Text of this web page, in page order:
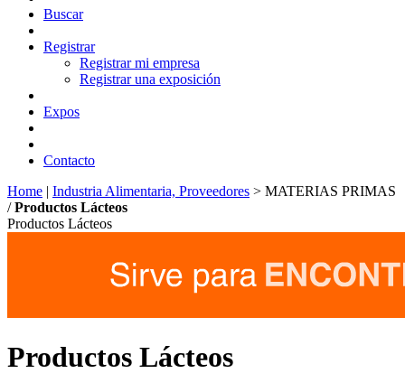
Buscar
Registrar
Registrar mi empresa
Registrar una exposición
Expos
Contacto
Home | Industria Alimentaria, Proveedores > MATERIAS PRIMAS
/Productos Lácteos
Productos Lácteos
Productos Lácteos